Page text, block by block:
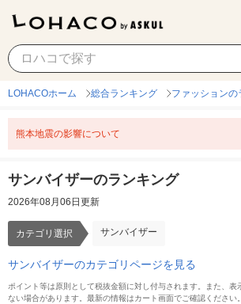
サンバイザー
LOHACOホーム 総合ランキング ファッションの
熊本地震の影響について
サンバイザーのランキング
2026年08月06日更新
カテゴリ選択 サンバイザー
サンバイザーのカテゴリページを見る
ポイント等は原則として税抜金額に対し付与されます。また、表
ない場合があります。最新の情報はカート画面でご確認ください。